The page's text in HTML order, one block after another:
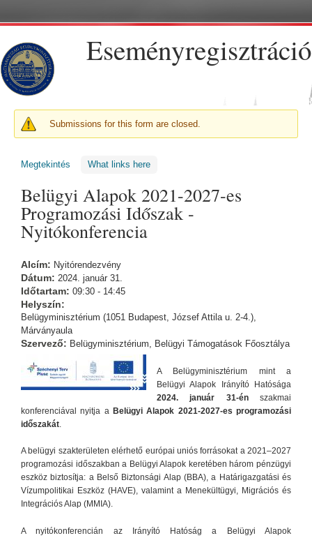
Eseményregisztráció
FIGYELMEZTETŐ ÜZENET
Submissions for this form are closed.
Megtekintés (aktív fül)
What links here
Belügyi Alapok 2021-2027-es
Programozási Időszak -
Nyitókonferencia
Alcím: Nyitórendezvény
Dátum: 2024. január 31.
Időtartam: 09:30 - 14:45
Helyszín:
Belügyminisztérium (1051 Budapest, József Attila u. 2-4.),
Márványaula
Szervező: Belügyminisztérium, Belügyi Támogatások Főosztálya
A Belügyminisztérium mint a
Belügyi Alapok Irányító Hatósága
2024. január 31-énszakmai
konferenciával nyitja a Belügyi Alapok 2021-2027-es programozási
időszakát
A belügyi szakterületen elérhető európai uniós forrásokat a 2021–2027
programozási időszakban a Belügyi Alapok keretében három pénzügyi
eszköz biztosítja: a Belső Biztonsági Alap (BBA), a Határigazgatási és
Vízumpolitikai Eszköz (HAVE), valamint a Menekültügyi, Migrációs és
Integrációs Alap (MMIA).
A nyitókonferencián az Irányító Hatóság a Belügyi Alapok